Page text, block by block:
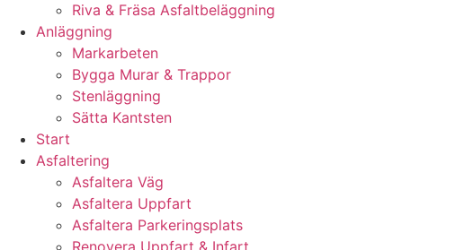
Riva & Fräsa Asfaltbeläggning
Anläggning
Markarbeten
Bygga Murar & Trappor
Stenläggning
Sätta Kantsten
Start
Asfaltering
Asfaltera Väg
Asfaltera Uppfart
Asfaltera Parkeringsplats
Renovera Uppfart & Infart